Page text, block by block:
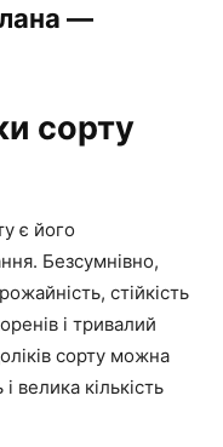
—
сорту
є його
Безсумнівно,
стійкість
і тривалий
сорту можна
велика кількість